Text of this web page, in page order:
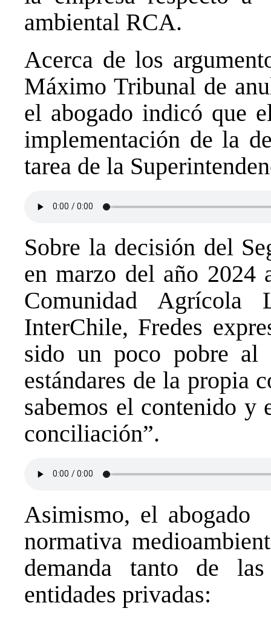
ambiental RCA.
Acerca de los
Máximo Tribunal de
el abogado indicó que
implementación de la
tarea de la
Sobre la decisión del
en marzo del año 2024
Comunidad
InterChile, Fredes
sido un poco pobre
estándares de la propia
sabemos el contenido y
conciliación”.
Asimismo, el abogado
normativa
demanda tanto de
entidades privadas: